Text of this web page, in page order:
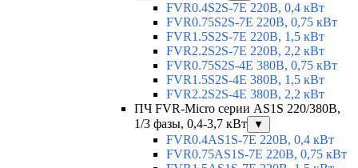
FVR0.4S2S-7E 220В, 0,4 кВт
FVR0.75S2S-7E 220В, 0,75 кВт
FVR1.5S2S-7E 220В, 1,5 кВт
FVR2.2S2S-7E 220В, 2,2 кВт
FVR0.75S2S-4E 380В, 0,75 кВт
FVR1.5S2S-4E 380В, 1,5 кВт
FVR2.2S2S-4E 380В, 2,2 кВт
ПЧ FVR-Micro серии AS1S 220/380В,
1/3 фазы, 0,4-3,7 кВт
▼
FVR0.4AS1S-7E 220В, 0,4 кВт
FVR0.75AS1S-7E 220В, 0,75 кВт